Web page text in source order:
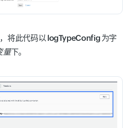
将此代码以 logTypeConfig 为字
量下。